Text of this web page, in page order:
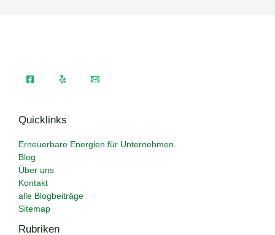
Quicklinks
Erneuerbare Energien für Unternehmen
Blog
Über uns
Kontakt
alle Blogbeiträge
Sitemap
Rubriken